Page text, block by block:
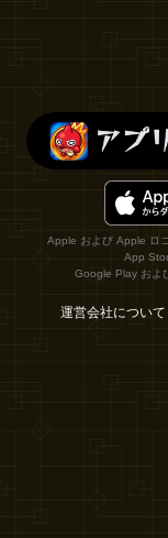
Apple および Apple ロ
App
Google Play およ
運営会社について